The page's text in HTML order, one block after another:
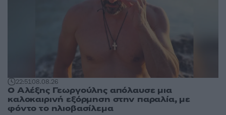
22:5108.08.26
Ο Αλέξης Γεωργούλης απόλαυσε μια
καλοκαιρινή εξόρμηση στην παραλία, με
φόντο το ηλιοβασίλεμα